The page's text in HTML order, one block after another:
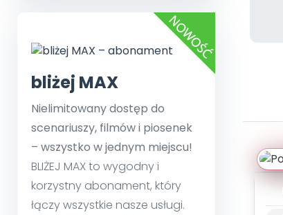
bliżej MAX
Nielimitowany dostęp do
scenariuszy, filmów i piosenek
– wszystko w jednym miejscu!
BLIŻEJ MAX to wygodny i
korzystny abonament, który
łączy wszystkie nasze usługi.